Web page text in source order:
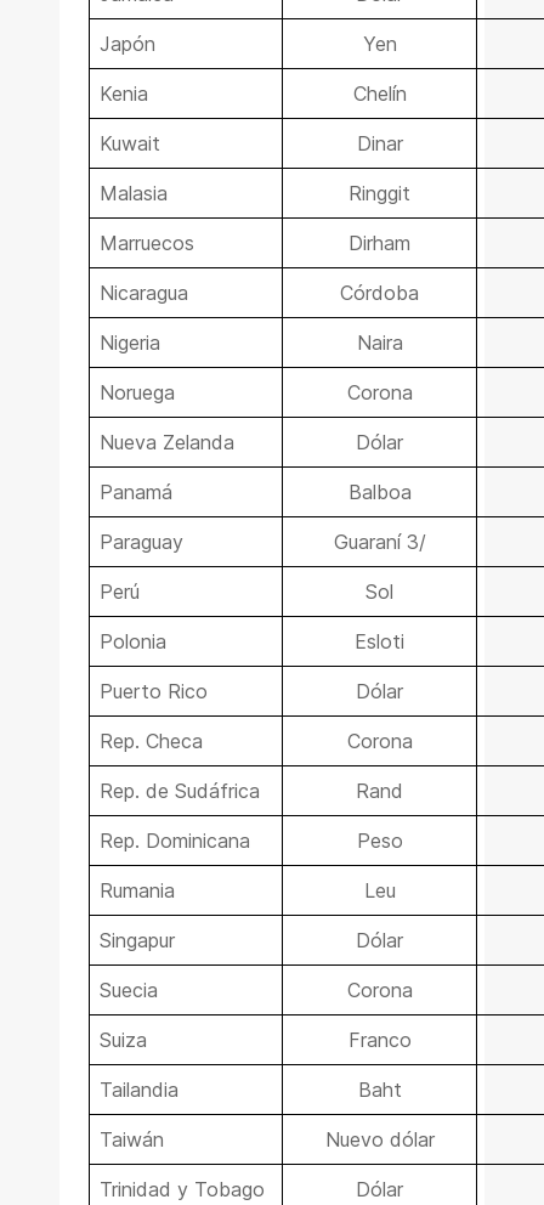
Japón Yen
Kenia Chelín
Kuwait Dinar
Malasia Ringgit
Marruecos Dirham
Nicaragua Córdoba
Nigeria Naira
Noruega Corona
Nueva Zelanda Dólar
Panamá Balboa
Paraguay Guaraní 3/
Perú Sol
Polonia Esloti
Puerto Rico Dólar
Rep. Checa Corona
Rep. de Sudáfrica Rand
Rep. Dominicana Peso
Rumania Leu
Singapur Dólar
Suecia Corona
Suiza Franco
Tailandia Baht
Taiwán Nuevo dólar
Trinidad y Tobago Dólar